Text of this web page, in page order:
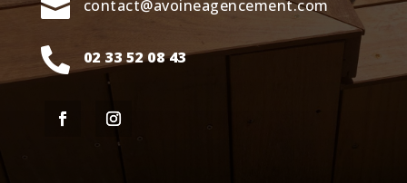
 contact@avoineagencement.com
 02 33 52 08 43